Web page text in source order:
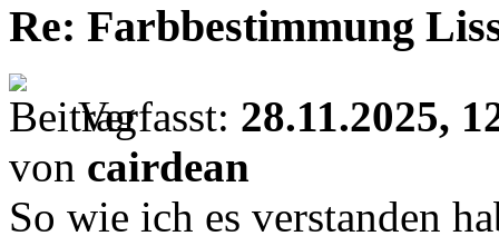
Re: Farbbestimmung
Verfasst: 28.11.2025,
von cairdean
So wie ich es verstanden